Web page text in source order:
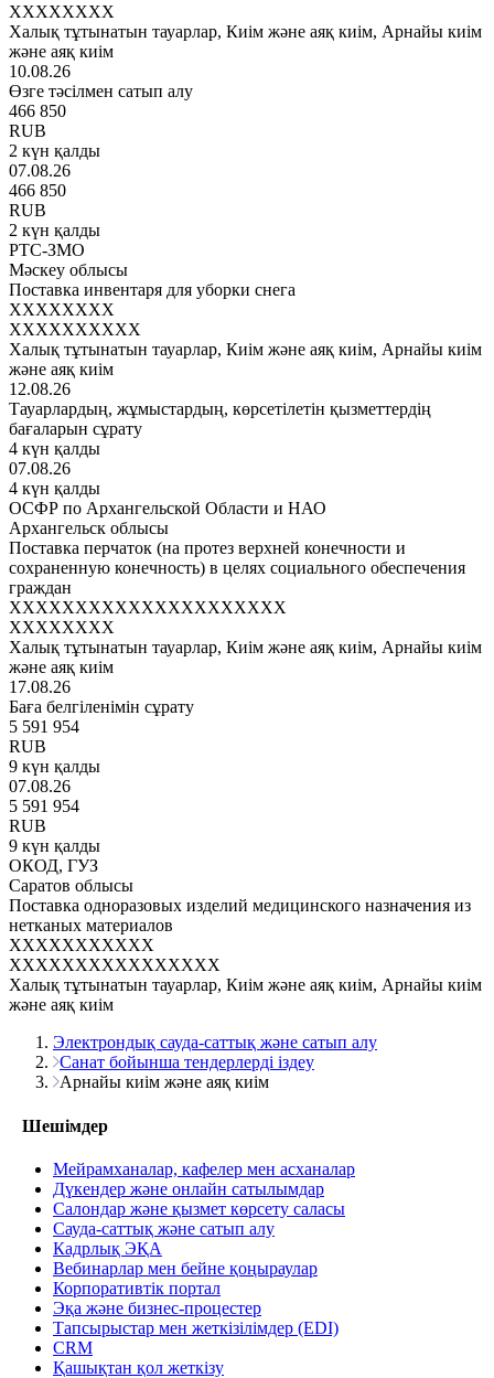
XXXXXXXX
Халық тұтынатын тауарлар, Киім және аяқ киім, Арнайы киім
және аяқ киім
10.08.26
Өзге тәсілмен сатып алу
466 850
RUB
2 күн қалды
07.08.26
466 850
RUB
2 күн қалды
РТС-ЗМО
Мәскеу облысы
Поставка инвентаря для уборки снега
XXXXXXXX
XXXXXXXXXX
Халық тұтынатын тауарлар, Киім және аяқ киім, Арнайы киім
және аяқ киім
12.08.26
Тауарлардың, жұмыстардың, көрсетілетін қызметтердің
бағаларын сұрату
4 күн қалды
07.08.26
4 күн қалды
ОСФР по Архангельской Области и НАО
Архангельск облысы
Поставка перчаток (на протез верхней конечности и
сохраненную конечность) в целях социального обеспечения
граждан
XXXXXXXXXXXXXXXXXXXXX
XXXXXXXX
Халық тұтынатын тауарлар, Киім және аяқ киім, Арнайы киім
және аяқ киім
17.08.26
Баға белгіленімін сұрату
5 591 954
RUB
9 күн қалды
07.08.26
5 591 954
RUB
9 күн қалды
ОКОД, ГУЗ
Саратов облысы
Поставка одноразовых изделий медицинского назначения из
нетканых материалов
XXXXXXXXXXX
XXXXXXXXXXXXXXXX
Халық тұтынатын тауарлар, Киім және аяқ киім, Арнайы киім
және аяқ киім
Электрондық сауда-саттық және сатып алу
Санат бойынша тендерлерді іздеу
Арнайы киім және аяқ киім
Шешімдер
Мейрамханалар, кафелер мен асханалар
Дүкендер және онлайн сатылымдар
Салондар және қызмет көрсету саласы
Сауда-саттық және сатып алу
Кадрлық ЭҚА
Вебинарлар мен бейне қоңыраулар
Корпоративтік портал
Эқа және бизнес-процестер
Тапсырыстар мен жеткізілімдер (EDI)
CRM
Қашықтан қол жеткізу